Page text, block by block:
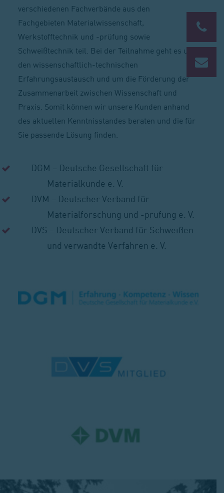
verschiedenen Fachverbände aus den
Fachgebieten Materialwissenschaft,
Werkstofftechnik und -prüfung sowie
Schweißtechnik teil. Bei der Teilnahme geht es um
den wissenschaftlich-technischen
Erfahrungsaustausch und um die Förderung der
Zusammenarbeit zwischen Wissenschaft und
Praxis. Somit können wir unsere Kunden anhand
des aktuellen Kenntnisstandes beraten und die für
Sie passende Lösung finden.
DGM – Deutsche Gesellschaft für
Materialkunde e. V.
DVM – Deutscher Verband für
Materialforschung und -prüfung e. V.
DVS – Deutscher Verband für Schweißen
und verwandte Verfahren e. V.